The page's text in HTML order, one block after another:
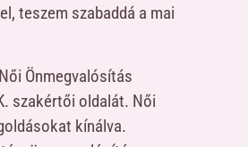
teszem szabaddá a mai
Önmegvalósítás
szakértői oldalát. Női
kínálva.